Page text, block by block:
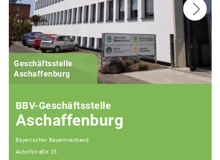
Geschäftsstelle
Aschaffenburg
BBV-Geschäftsstelle
Aschaffenburg
Bayerischer Bauernverband
Auhofstraße 25